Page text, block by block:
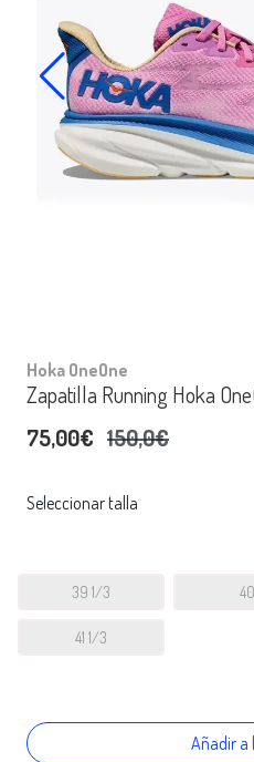
Hoka OneOne
Zapatilla Running Hoka
75,00€ 150,0€
Seleccionar talla
39 1/3 40
41 1/3